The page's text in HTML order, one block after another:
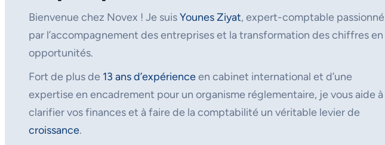
Bienvenue chez Novex ! Je suisYounes Ziyat, expert-comptable passionné
par l’accompagnement des entreprises et la transformation des chiffres en
opportunités.
Fort de plus de 13 ans d’expérienceen cabinet international et d’une
expertise en encadrement pour un organisme réglementaire, je vous aide à
clarifier vos finances et à faire de la comptabilité un véritable levier de
croissance.